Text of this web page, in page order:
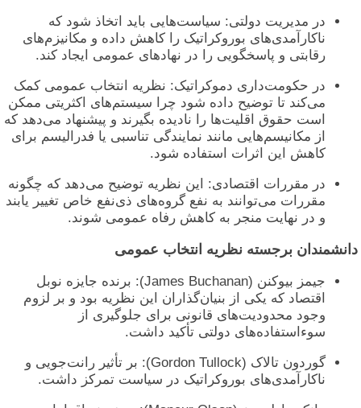
در مدیریت دولتی: سیاست‌هایی باید اتخاذ شود که
ناکارآمدی‌های بوروکراتیک را کاهش داده و مکانیزم‌های
رقابتی و پاسخگویی را در نهادهای عمومی ایجاد کند.
در حکومت‌داری دموکراتیک: نظریه انتخاب عمومی کمک
می‌کند تا توضیح داده شود چرا سیستم‌های اکثریتی ممکن
است حقوق اقلیت‌ها را نادیده بگیرند و پیشنهاد می‌دهد که
از مکانیسم‌هایی مانند نمایندگی تناسبی یا فدرالیسم برای
کاهش این اثرات استفاده شود.
در مقررات اقتصادی: این نظریه توضیح می‌دهد که چگونه
مقررات می‌توانند به نفع گروه‌های ذی‌نفع خاص تغییر یابند
و در نهایت منجر به کاهش رفاه عمومی شوند.
برجسته نظریه انتخاب عمومی
جیمز بیوکنن (James Buchanan): برنده جایزه نوبل
اقتصاد که یکی از بنیان‌گذاران این نظریه بود و بر لزوم
وجود محدودیت‌های قانونی برای جلوگیری از
سوءاستفاده‌های دولتی تأکید داشت.
گوردون تالاک (Gordon Tullock): بر تأثیر رانت‌جویی و
ناکارآمدی‌های بوروکراتیک در سیاست تمرکز داشت.